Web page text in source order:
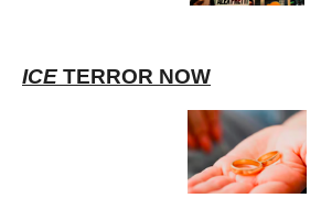
ICE TERROR NOW